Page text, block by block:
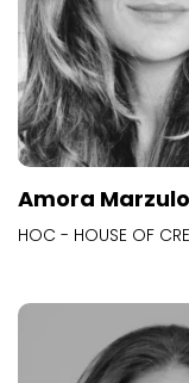
Amora Marzulo
HOC - HOUSE OF